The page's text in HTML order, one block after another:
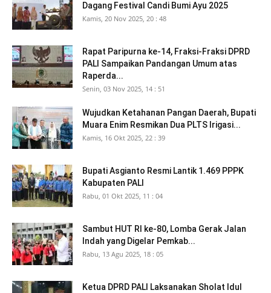
Dagang Festival Candi Bumi Ayu 2025
Kamis, 20 Nov 2025, 20 : 48
Rapat Paripurna ke-14, Fraksi-Fraksi DPRD
PALI Sampaikan Pandangan Umum atas
Raperda...
Senin, 03 Nov 2025, 14 : 51
Wujudkan Ketahanan Pangan Daerah, Bupati
Muara Enim Resmikan Dua PLTS Irigasi...
Kamis, 16 Okt 2025, 22 : 39
Bupati Asgianto Resmi Lantik 1.469 PPPK
Kabupaten PALI
Rabu, 01 Okt 2025, 11 : 04
Sambut HUT RI ke-80, Lomba Gerak Jalan
Indah yang Digelar Pemkab...
Rabu, 13 Agu 2025, 18 : 05
Ketua DPRD PALI Laksanakan Sholat Idul